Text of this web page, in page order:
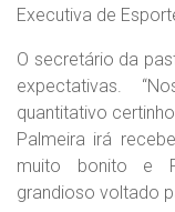
Executiva de
O secretário da
expectativas.
quantitativo
Palmeira irá
muito bonito e
grandioso voltado